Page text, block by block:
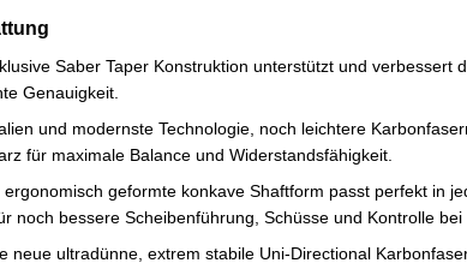
Saber Taper Konstruktion unterstützt und verbessert
Genauigkeit.
und modernste Technologie, noch leichtere
für maximale Balance und Widerstandsfähigkeit.
ergonomisch geformte konkave Shaftform passt perfekt in
noch bessere Scheibenführung, Schüsse und Kontrolle bei
neue ultradünne, extrem stabile Uni-Directional